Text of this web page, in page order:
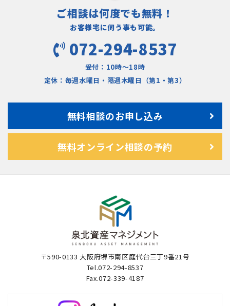
ご相談は何度でも無料！
お客様宅に伺う事も可能。
072-294-8537
受付：10時〜18時
定休：毎週水曜日・隔週木曜日（第1・第3）
無料相談のお申し込み
無料オンライン相談の予約
〒590-0133 大阪府堺市南区庭代台三丁9番21号
Tel.072-294-8537
Fax.072-339-4187